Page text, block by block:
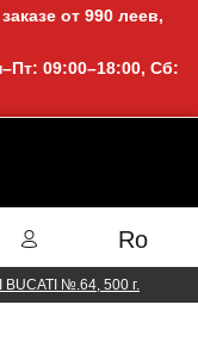
от 990 леев,
09:00–18:00, Сб:
Ro
№.64, 500 г.